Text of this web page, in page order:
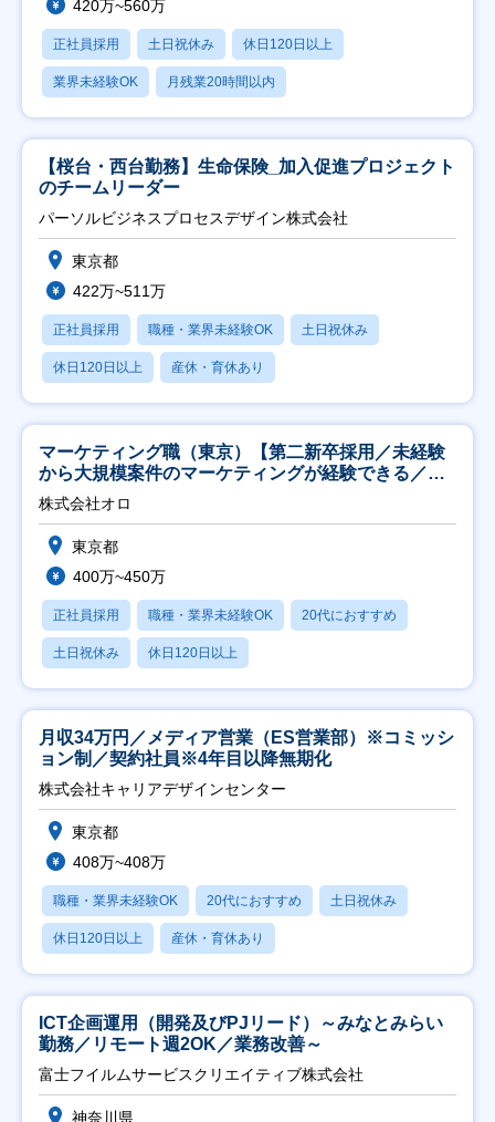
420万~560万
正社員採用 土日祝休み 休日120日以上
業界未経験OK 月残業20時間以内
【桜台・西台勤務】生命保険_加入促進プロジェクト
のチームリーダー
パーソルビジネスプロセスデザイン株式会社
東京都
422万~511万
正社員採用 職種・業界未経験OK 土日祝休み
休日120日以上 産休・育休あり
マーケティング職（東京）【第二新卒採用／未経験
から大規模案件のマーケティングが経験できる／研
修充実】
株式会社オロ
東京都
400万~450万
正社員採用 職種・業界未経験OK 20代におすすめ
土日祝休み 休日120日以上
月収34万円／メディア営業（ES営業部）※コミッシ
ョン制／契約社員※4年目以降無期化
株式会社キャリアデザインセンター
東京都
408万~408万
職種・業界未経験OK 20代におすすめ 土日祝休み
休日120日以上 産休・育休あり
ICT企画運用（開発及びPJリード）～みなとみらい
勤務／リモート週2OK／業務改善～
富士フイルムサービスクリエイティブ株式会社
神奈川県